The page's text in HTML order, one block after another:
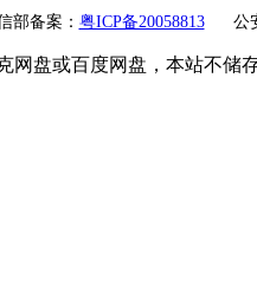
部备案： 粤ICP备20058813 公
网盘或百度网盘，本站不储